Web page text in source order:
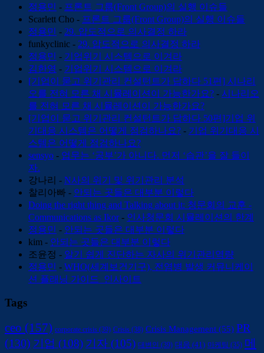
정용민
- 프론트 그룹(Front Group)의 실행 이슈들
Scarlett Cho - 프론트 그룹(Front Group)의 실행 이슈들
정용민
- 29. 압도적으로 의사결정 하라
funkyclinic - 29. 압도적으로 의사결정 하라
정용민
- 기업위기 시스템으로 이겨라
김한영 - 기업위기 시스템으로 이겨라
[기업이 묻고 위기관리 컨설턴트가 답하다 51편] 시나리
오를 전혀 모른 채 시뮬레이션이 가능한가요? - 시나리오
를 전혀 모른 채 시뮬레이션이 가능한가요?
[기업이 묻고 위기관리 컨설턴트가 답하다 50편]기업 위
기대응 시스템은 어떻게 점검하나요? - 기업 위기대응 시
스템은 어떻게 점검하나요?
sensyo - 업무는 ‘공부’가 아니다. 먼저 ‘습관’을 잘 들이
자.
강나리 - N사의 위기 및 위기관리 분석
찰리아빠 - 안되는 곳들은 대부분 이렇다
Doing the right thing and Talking about it: 청문회의 교훈 -
Communications as Ikor- 인사청문회 시뮬레이션의 한계
정용민
- 안되는 곳들은 대부분 이렇다
kim - 안되는 곳들은 대부분 이렇다
조윤정 - 알기 쉽게 진단하는 자사의 위기관리역량
정용민
- WHO(세계보건기구), 전염병 발생 커뮤니케이
션 플래닝 가이드_인사이트
Tags
ceo (157) corporate crisis (39) Crisis (38) Crisis Management (55) PR
(130) 기업 (108) 기자 (105) 대변인 (39) 대응 (41) 마케팅 (35) 메